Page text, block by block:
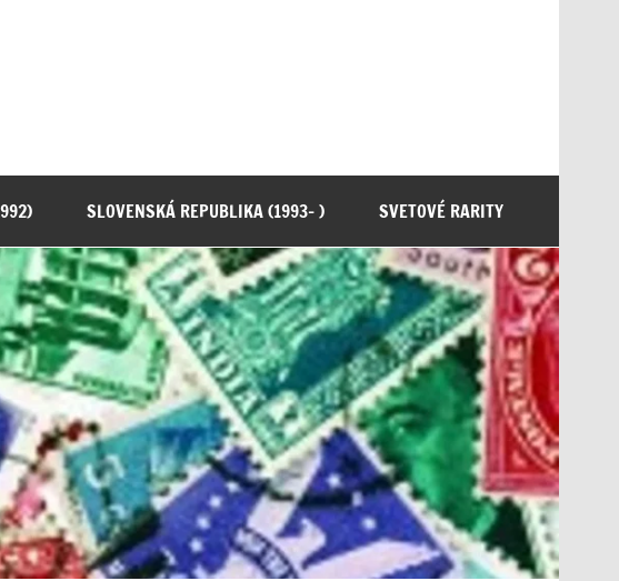
SLOVENSKÁ REPUBLIKA (1993- ) SVETOVÉ RARITY